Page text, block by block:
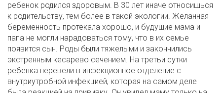
ребенок родился здоровым. В 30 лет иначе относишься
к родительству, тем более в такой экологии. Желанная
беременность протекала хорошо, и будущие мама и
папа не могли нарадоваться тому, что в их семье
появится сын. Роды были тяжелыми и закончились
экстренным кесарево сечением. На третьи сутки
ребенка перевели в инфекционное отделение с
внутриутробной инфекцией, которая на самом деле